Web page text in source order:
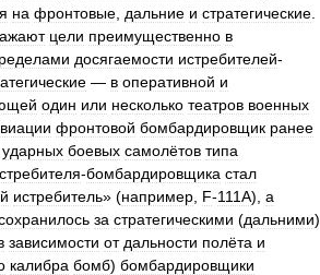
на фронтовые дальние и стратегические
цели преимущественно в
досягаемости истребителей-
— в оперативной и
один или несколько театров военных
фронтовой бомбардировщик ранее
ударных боевых самолётов типа
-бомбардировщика стал
истребитель» (например F-111A), а
за стратегическими (дальними)
зависимости от дальности полёта и
калибра бомб) бомбардировщики